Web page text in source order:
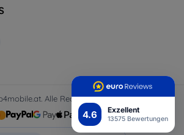
4.6 Exzellent
13575 Bewertungen
Alle Rechte vorbehalten.